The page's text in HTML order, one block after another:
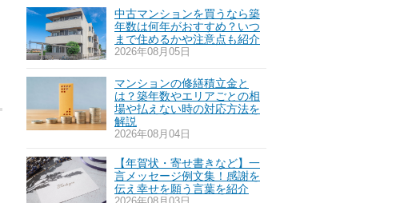
中古マンションを買うなら築
年数は何年がおすすめ？いつ
まで住めるかや注意点も紹介
2026年08月05日
マンションの修繕積立金と
は？築年数やエリアごとの相
場や払えない時の対応方法を
解説
2026年08月04日
【年賀状・寄せ書きなど】一
言メッセージ例文集！感謝を
伝え幸せを願う言葉を紹介